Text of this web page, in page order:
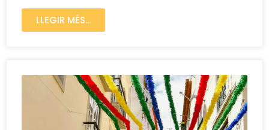
LLEGIR MÉS...